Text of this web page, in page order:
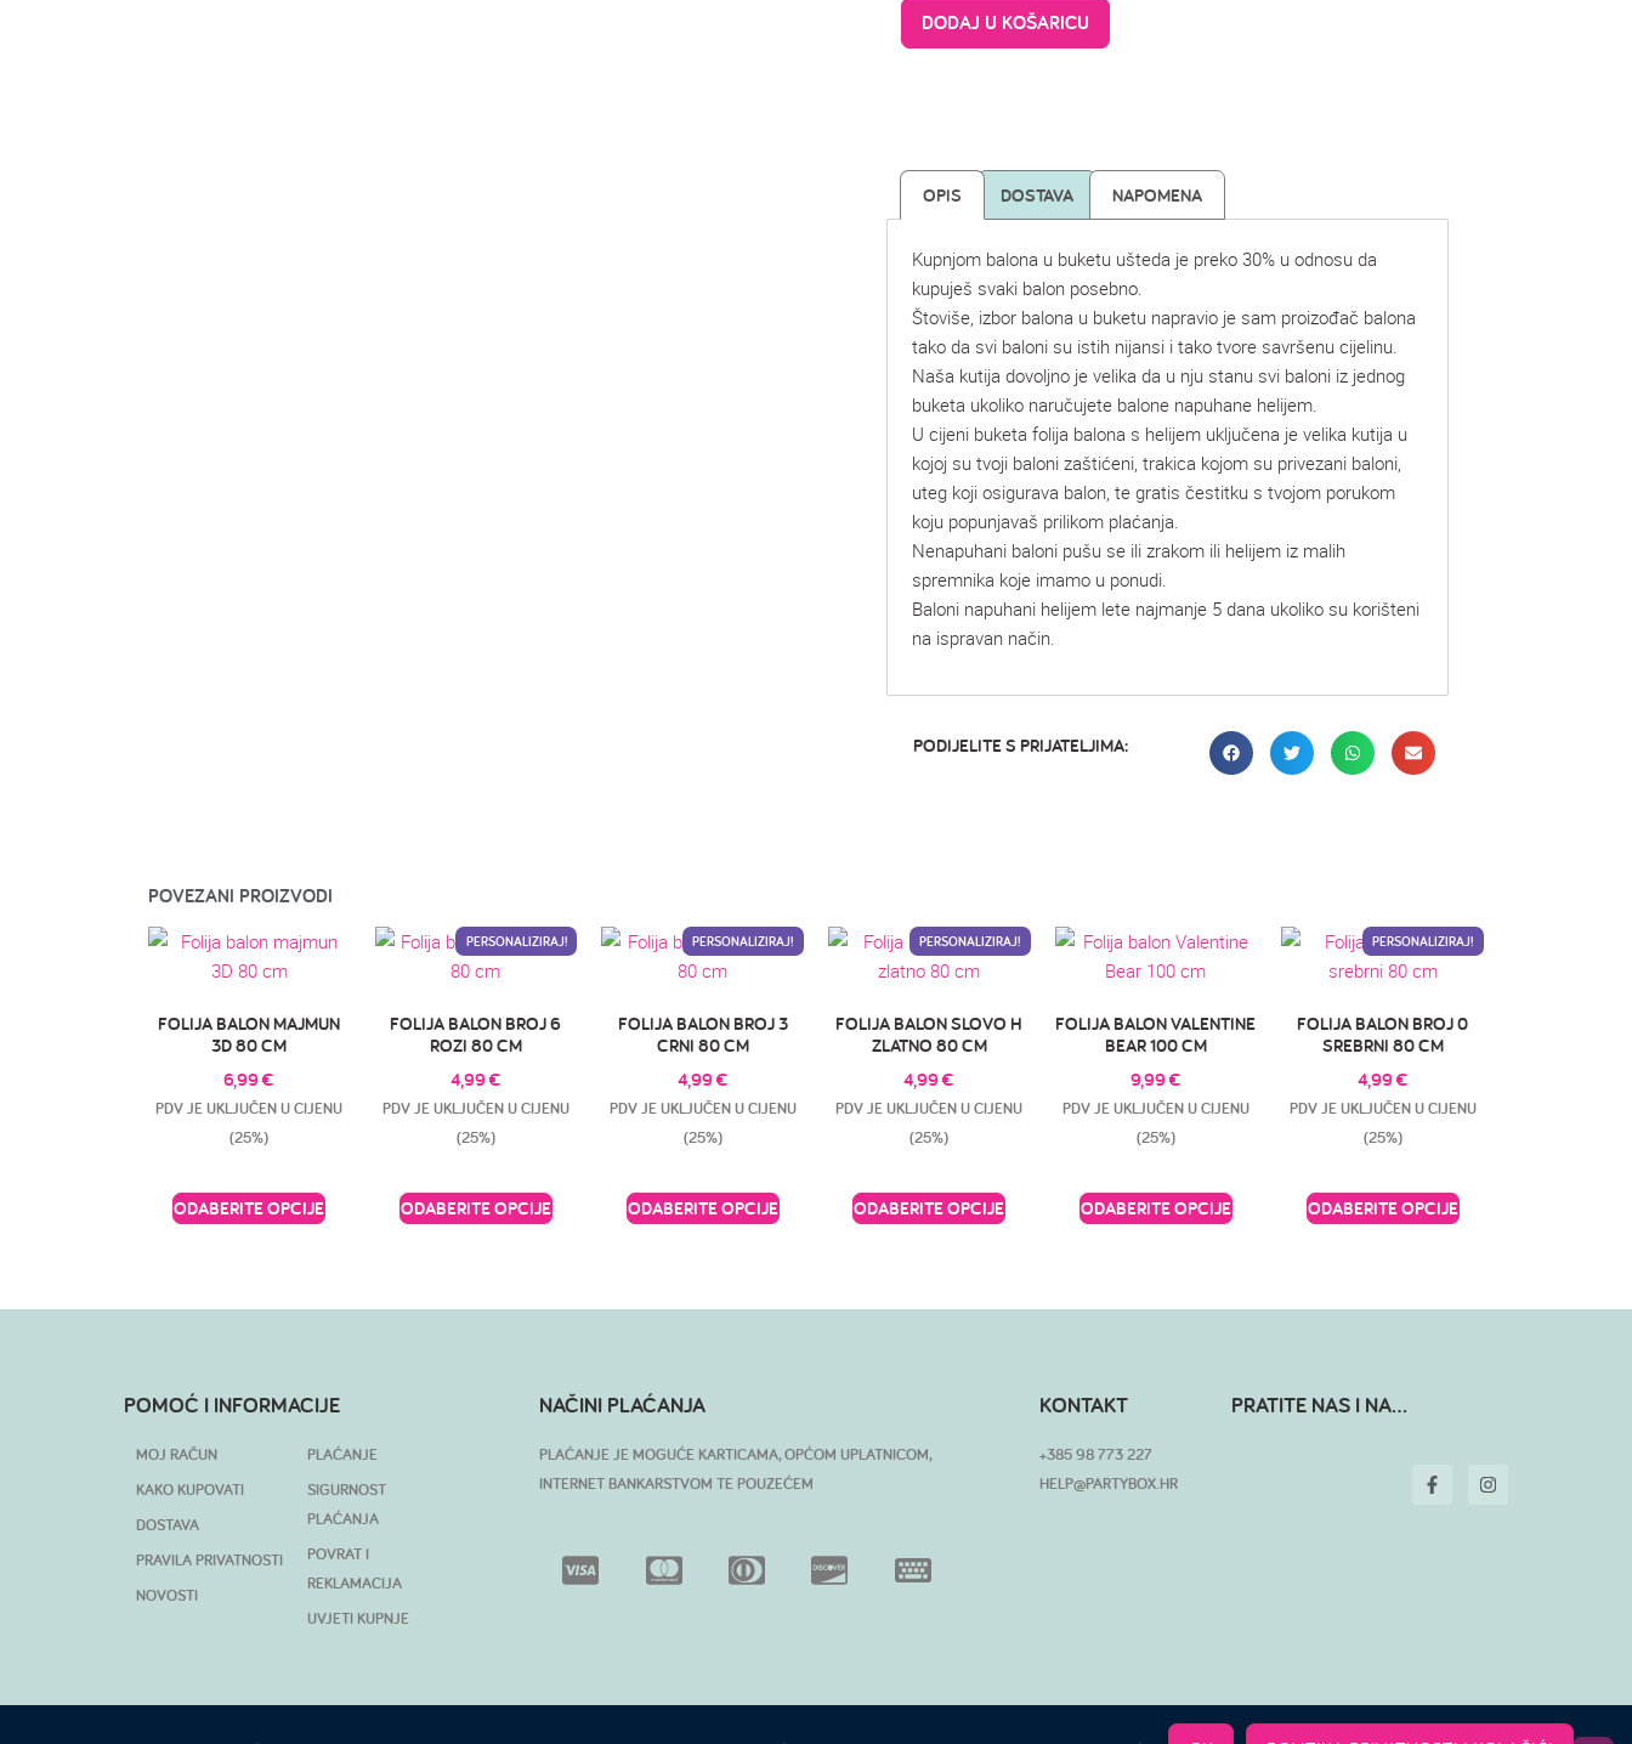
DODAJ U KOŠARICU
OPIS DOSTAVA NAPOMENA
Kupnjom balona u buketu ušteda je preko 30% u odnosu da
kupuješ svaki balon posebno.
Štoviše, izbor balona u buketu napravio je sam proizođač balona
tako da svi baloni su istih nijansi i tako tvore savršenu cijelinu.
Naša kutija dovoljno je velika da u nju stanu svi baloni iz jednog
buketa ukoliko naručujete balone napuhane helijem.
U cijeni buketa folija balona s helijem uključena je velika kutija u
kojoj su tvoji baloni zaštićeni, trakica kojom su privezani baloni,
uteg koji osigurava balon, te gratis čestitku s tvojom porukom
koju popunjavaš prilikom plaćanja.
Nenapuhani baloni pušu se ili zrakom ili helijem iz malih
spremnika koje imamo u ponudi.
Baloni napuhani helijem lete najmanje 5 dana ukoliko su korišteni
na ispravan način.
PODIJELITE S PRIJATELJIMA:
POVEZANI PROIZVODI
FOLIJA BALON MAJMUN
3D 80 CM
6,99€
PDV JE UKLJUČEN U CIJENU
(25%)
ODABERITE OPCIJE
PERSONALIZIRAJ!
FOLIJA BALON BROJ 6
ROZI 80 CM
4,99€
PDV JE UKLJUČEN U CIJENU
(25%)
ODABERITE OPCIJE
PERSONALIZIRAJ!
FOLIJA BALON BROJ 3
CRNI 80 CM
4,99€
PDV JE UKLJUČEN U CIJENU
(25%)
ODABERITE OPCIJE
PERSONALIZIRAJ!
FOLIJA BALON SLOVO H
ZLATNO 80 CM
4,99€
PDV JE UKLJUČEN U CIJENU
(25%)
ODABERITE OPCIJE
FOLIJA BALON VALENTINE
BEAR 100 CM
9,99€
PDV JE UKLJUČEN U CIJENU
(25%)
ODABERITE OPCIJE
PERSONALIZIRAJ!
FOLIJA BALON BROJ 0
SREBRNI 80 CM
4,99€
PDV JE UKLJUČEN U CIJENU
(25%)
ODABERITE OPCIJE
POMOĆ I INFORMACIJE
MOJ RAČUN
KAKO KUPOVATI
DOSTAVA
PRAVILA PRIVATNOSTI
NOVOSTI
PLAĆANJE
SIGURNOST
PLAĆANJA
POVRAT I
REKLAMACIJA
UVJETI KUPNJE
NAČINI PLAĆANJA
PLAĆANJE JE MOGUĆE KARTICAMA, OPĆOM UPLATNICOM,
INTERNET BANKARSTVOM TE POUZEĆEM
KONTAKT
+385 98 773 227
HELP@PARTYBOX.HR
PRATITE NAS I NA...